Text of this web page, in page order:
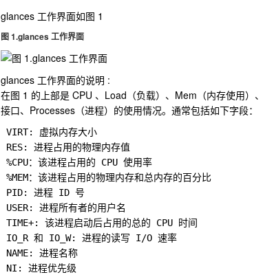
glances 工作界面如图 1
图 1.glances 工作界面
glances 工作界面的说明 :
在图 1 的上部是 CPU 、Load（负载）、Mem（内存使用）
接口、Processes（进程）的使用情况。通常包括如下字段：
VIRT: 虚拟内存大小
RES: 进程占用的物理内存值
%CPU：该进程占用的 CPU 使用率
%MEM：该进程占用的物理内存和总内存的百分比
PID: 进程 ID 号
USER: 进程所有者的用户名
TIME+: 该进程启动后占用的总的 CPU 时间
IO_R 和 IO_W: 进程的读写 I/O 速率
NAME: 进程名称
NI: 进程优先级